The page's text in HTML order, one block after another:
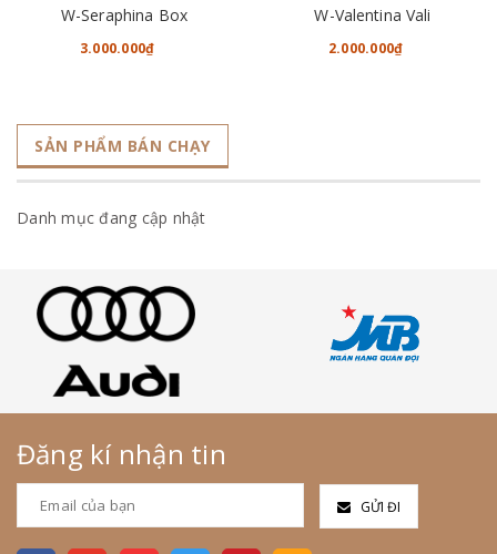
W-Seraphina Box
3.000.000₫
W-Valentina Vali
2.000.000₫
SẢN PHẨM BÁN CHẠY
Danh mục đang cập nhật
Đăng kí nhận tin
GỬI ĐI